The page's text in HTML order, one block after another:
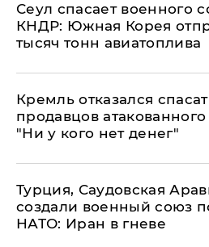
​Сеул спасает военного
КНДР: Южная Корея
тысяч тонн авиатоплива
Кремль отказался
продавцов
"Ни у кого нет денег"
Турция, Саудовская
создали военный союз
НАТО: Иран в гневе